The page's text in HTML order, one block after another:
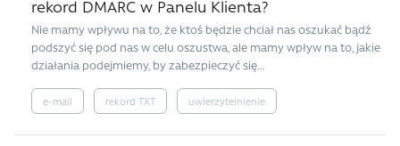
rekord DMARC w Panelu Klienta?
Nie mamy wpływu na to, że ktoś będzie chciał nas oszukać bądź
podszyć się pod nas w celu oszustwa, ale mamy wpływ na to, jakie
działania podejmiemy, by zabezpieczyć się...
e-mail rekord TXT uwierzytelnienie